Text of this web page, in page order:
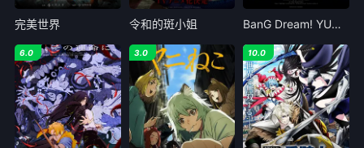
完美世界 令和的斑小姐 BanG Dream! YUME∞MITA
6.0 3.0 10.0